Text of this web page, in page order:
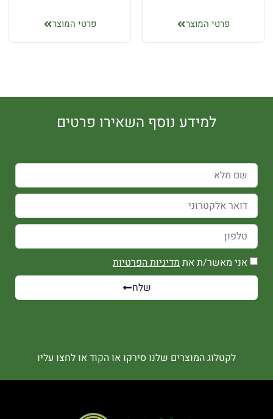
פרטי המוצר פרטי המוצר
למידע נוסף השאירו פרטים
אני מאשר/ת את מדיניות הפרטיות
שלח
לקטלוג המוצרים שלנו סירקו או הקוד או לחצו עליו